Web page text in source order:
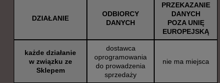
DZIAŁANIE
ODBIORCY
DANYCH
PRZEKAZANIE
DANYCH
POZA UNIĘ
EUROPEJSKĄ
każde działanie
w związku ze
Sklepem
dostawca
oprogramowania
do prowadzenia
sprzedaży
nie ma miejsca